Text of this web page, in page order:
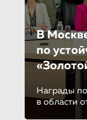
В
по
Награды
в области